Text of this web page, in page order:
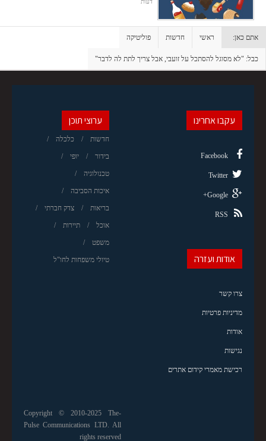
דעות
אתם כאן: ראשי חדשות פוליטיקה
כבל: "לא מסוגל להסתכל על זועבי, אבל צריך לתת לה לדבר"
ערוצי תוכן
חדשות כלכלה
בידור יופי
טכנולוגיה
איכות הסביבה
בריאות צדק חברתי
אוכל תיירות
משפט
טיולי משפחות לחו"ל
עקבו אחרינו
Facebook
Twitter
Google+
RSS
אודות ועזרה
צרו קשר
מדיניות פרטיות
אודות
נגישות
רכישת מאמרי קידום אתרים
Copyright © 2010-2025 The-
Pulse Communications LTD. All
rights reserved